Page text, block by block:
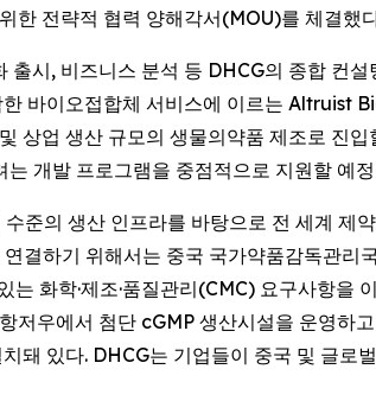
전략적 협력 양해각서(MOU)를 체결했
출시, 비즈니스 분석 등 DHCG의 종합 컨
바이오접합체 서비스에 이르는 Altruist
업 생산 규모의 생물의약품 제조로 진입
개발 프로그램을 중점적으로 지원할 예
준의 생산 인프라를 바탕으로 전 세계 제
결하기 위해서는 중국 국가약품감독관리
화학·제조·품질관리(CMC) 요구사항을
우에서 첨단 cGMP 생산시설을 운영하
돼 있다. DHCG는 기업들이 중국 및 글로